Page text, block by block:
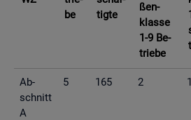
be
tig­te
ßen­
klas­se
1-9 Be­
trie­be
Ab­
schnitt
A
5 165 2